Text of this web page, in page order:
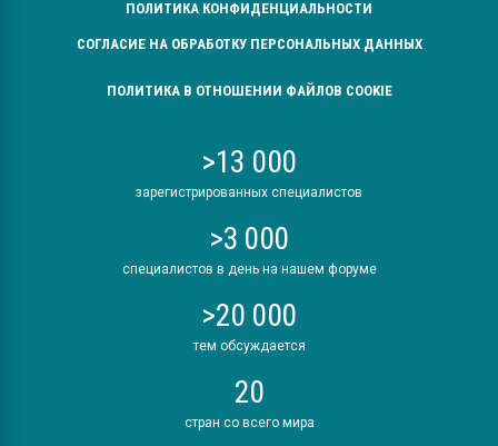
ПОЛИТИКА КОНФИДЕНЦИАЛЬНОСТИ
СОГЛАСИЕ НА ОБРАБОТКУ ПЕРСОНАЛЬНЫХ ДАННЫХ
ПОЛИТИКА В ОТНОШЕНИИ ФАЙЛОВ COOKIE
>13 000
зарегистрированных специалистов
>3 000
специалистов в день на нашем форуме
>20 000
тем обсуждается
20
стран со всего мира